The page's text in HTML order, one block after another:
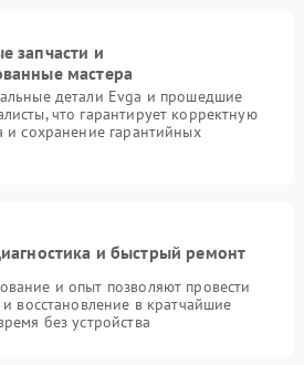
запчасти и
мастера
детали Evga и прошедшие
что гарантирует корректную
и сохранение гарантийных
и быстрый ремонт
и опыт позволяют провести
и восстановление в кратчайшие
без устройства